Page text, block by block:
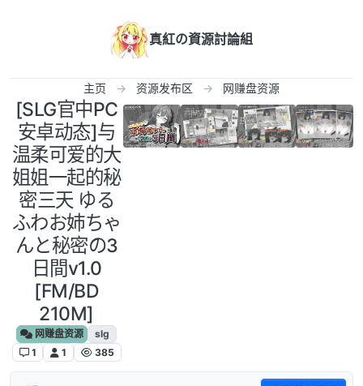
真紅の資源討論組
主页 资源发布区 网赚盘资源
[SLG官中PC
安卓动态]与
温柔可爱的大
姐姐一起的秘
密三天 ゆる
ふわお姉ちゃ
んと秘密の3
日間v1.0
[FM/BD
210M]
网赚盘资源
slg
1
1 385